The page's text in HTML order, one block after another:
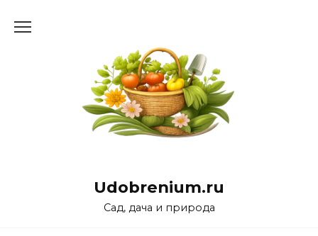
Udobrenium.ru
Сад, дача и природа